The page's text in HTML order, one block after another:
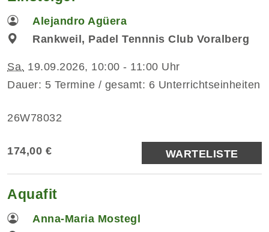
Alejandro Agüera
Rankweil, Padel Tennnis Club Voralberg
Sa. 19.09.2026, 10:00 - 11:00 Uhr
Dauer: 5 Termine / gesamt: 6 Unterrichtseinheiten
26W78032
174,00 € WARTELISTE
Aquafit
Anna-Maria Mostegl